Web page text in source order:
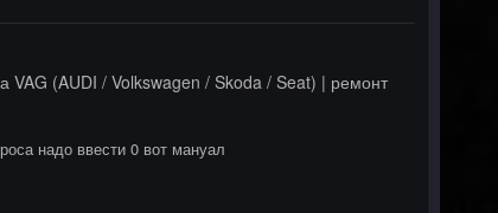
VAG (AUDI / Volkswagen / Skoda / Seat) | ремонт
надо ввести 0 вот мануал